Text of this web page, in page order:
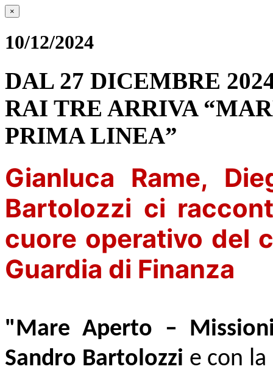
×
10/12/2024
DAL 27 DICEMBRE
RAI TRE ARRIVA
PRIMA LINEA”
Gianluca Rame,
Bartolozzi ci
cuore operativo del
Guardia di Finanza
"Mare Aperto –
Sandro Bartolozzi e con